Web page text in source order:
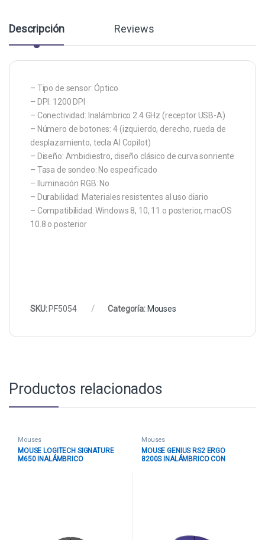
Descripción Reviews
– Tipo de sensor: Óptico
– DPI: 1200 DPI
– Conectividad: Inalámbrico 2.4 GHz (receptor USB-A)
– Número de botones: 4 (izquierdo, derecho, rueda de
desplazamiento, tecla AI Copilot)
– Diseño: Ambidiestro, diseño clásico de curva sonriente
– Tasa de sondeo: No especificado
– Iluminación RGB: No
– Durabilidad: Materiales resistentes al uso diario
– Compatibilidad: Windows 8, 10, 11 o posterior, macOS
10.8 o posterior
SKU: PF5054 Categoría: Mouses
Productos relacionados
Mouses
MOUSE LOGITECH SIGNATURE
M650 INALÁMBRICO
Mouses
MOUSE GENIUS RS2 ERGO
8200S INALÁMBRICO CON